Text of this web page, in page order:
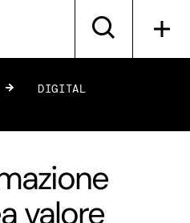
»
DIGITAL
valore